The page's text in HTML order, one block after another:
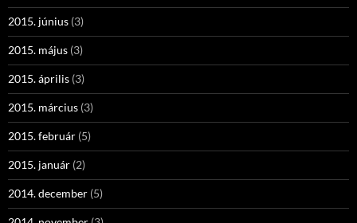
2015. június (3)
2015. május (3)
2015. április (3)
2015. március (3)
2015. február (5)
2015. január (2)
2014. december (5)